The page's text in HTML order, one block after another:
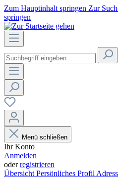
Zum Hauptinhalt springen Zur
springen
Menü schließen
Ihr Konto
Anmelden
oderregistrieren
Übersicht Persönliches Profil